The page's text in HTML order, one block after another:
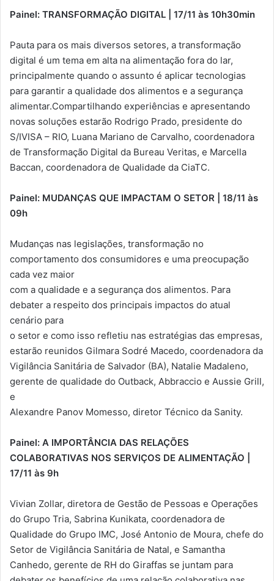
Painel: TRANSFORMAÇÃO DIGITAL | 17/11 às 10h30min
Pauta para os mais diversos setores, a transformação
digital é um tema em alta na alimentação fora do lar,
principalmente quando o assunto é aplicar tecnologias
para garantir a qualidade dos alimentos e a segurança
alimentar.Compartilhando experiências e apresentando
novas soluções estarão Rodrigo Prado, presidente do
S/IVISA – RIO, Luana Mariano de Carvalho, coordenadora
de Transformação Digital da Bureau Veritas, e Marcella
Baccan, coordenadora de Qualidade da CiaTC.
Painel: MUDANÇAS QUE IMPACTAM O SETOR | 18/11 às
09h
Mudanças nas legislações, transformação no
comportamento dos consumidores e uma preocupação
cada vez maior
com a qualidade e a segurança dos alimentos. Para
debater a respeito dos principais impactos do atual
cenário para
o setor e como isso refletiu nas estratégias das empresas,
estarão reunidos Gilmara Sodré Macedo, coordenadora da
Vigilância Sanitária de Salvador (BA), Natalie Madaleno,
gerente de qualidade do Outback, Abbraccio e Aussie Grill,
e
Alexandre Panov Momesso, diretor Técnico da Sanity.
Painel: A IMPORTÂNCIA DAS RELAÇÕES
COLABORATIVAS NOS SERVIÇOS DE ALIMENTAÇÃO |
17/11 às 9h
Vivian Zollar, diretora de Gestão de Pessoas e Operações
do Grupo Tria, Sabrina Kunikata, coordenadora de
Qualidade do Grupo IMC, José Antonio de Moura, chefe do
Setor de Vigilância Sanitária de Natal, e Samantha
Canhedo, gerente de RH do Giraffas se juntam para